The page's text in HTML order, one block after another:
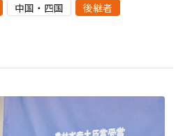
中国・四国
後継者